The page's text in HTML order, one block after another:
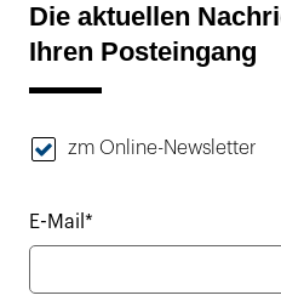
Die aktuellen
Ihren Posteingang
zm Online-Newsletter
E-Mail*